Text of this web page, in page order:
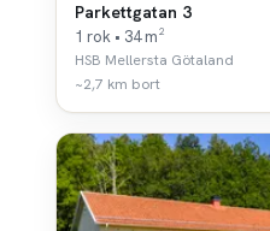
Parkettgatan 3
1 rok • 34 m²
HSB Mellersta Götaland
~2,7 km bort